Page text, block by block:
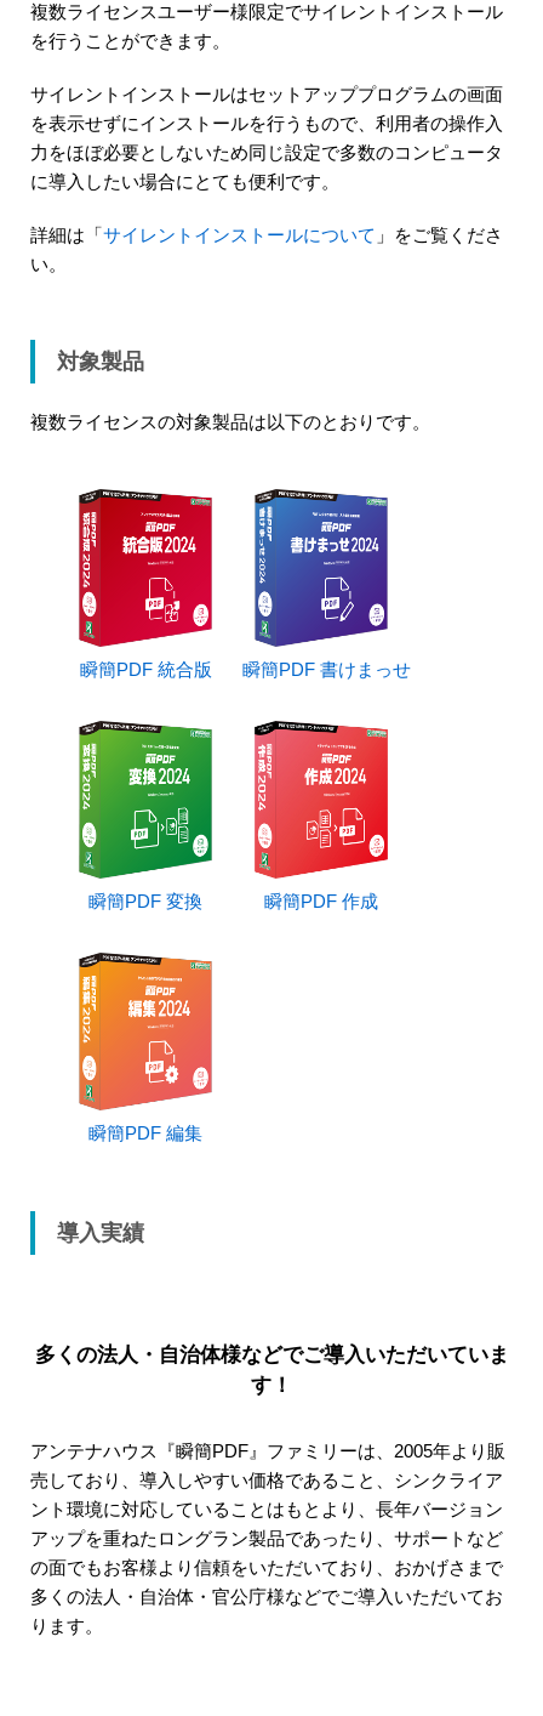
複数ライセンスユーザー様限定でサイレントインストール
を行うことができます。
サイレントインストールはセットアッププログラムの画面
を表示せずにインストールを行うもので、利用者の操作入
力をほぼ必要としないため同じ設定で多数のコンピュータ
に導入したい場合にとても便利です。
詳細は「サイレントインストールについて 」をご覧くださ
い。
対象製品
複数ライセンスの対象製品は以下のとおりです。
瞬簡PDF 統合版 瞬簡PDF 書けまっせ
瞬簡PDF 変換 瞬簡PDF 作成
瞬簡PDF 編集
導入実績
多くの法人・自治体様などでご導入いただいていま
す！
アンテナハウス『瞬簡PDF』ファミリーは、2005年より販
売しており、導入しやすい価格であること、シンクライア
ント環境に対応していることはもとより、長年バージョン
アップを重ねたロングラン製品であったり、サポートなど
の面でもお客様より信頼をいただいており、おかげさまで
多くの法人・自治体・官公庁様などでご導入いただいてお
ります。